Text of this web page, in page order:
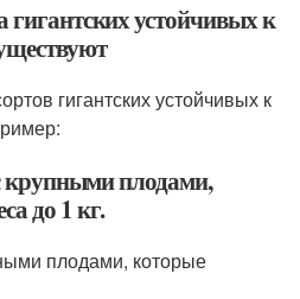
гигантских устойчивых к
гигантских устойчивых к
крупными плодами,
до 1 кг.
плодами, которые